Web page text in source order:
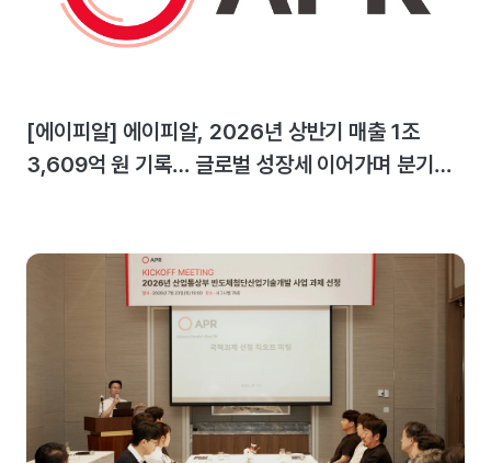
[에이피알] 에이피알, 2026년 상반기 매출 1조
3,609억 원 기록… 글로벌 성장세 이어가며 분기